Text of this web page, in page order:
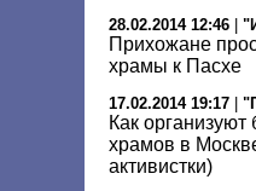
28.02.2014 12:46
Прихожане
храмы к Пасхе
17.02.2014 19:17 |
Как организуют
храмов в
активистки)